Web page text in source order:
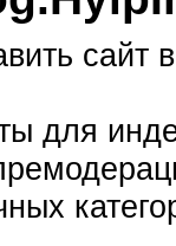
сайт
для